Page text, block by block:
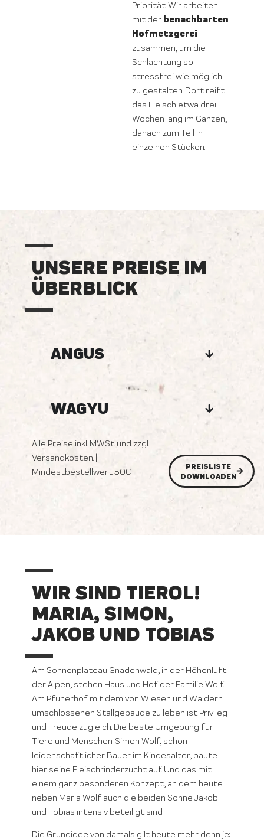
Priorität. Wir arbeiten
mit der benachbarten
Hofmetzgerei
zusammen, um die
Schlachtung so
stressfrei wie möglich
zu gestalten. Dort reift
das Fleisch etwa drei
Wochen lang im Ganzen,
danach zum Teil in
einzelnen Stücken.
UNSERE PREISE IM
ÜBERBLICK
ANGUS
WAGYU
Alle Preise inkl. MWSt. und zzgl.
Versandkosten. |
Mindestbestellwert 50€
PREISLISTE
DOWNLOADEN
WIR SIND TIEROL!
MARIA, SIMON,
JAKOB UND TOBIAS
Am Sonnenplateau Gnadenwald, in der Höhenluft
der Alpen, stehen Haus und Hof der Familie Wolf.
Am Pfunerhof mit dem von Wiesen und Wäldern
umschlossenen Stallgebäude zu leben ist Privileg
und Freude zugleich. Die beste Umgebung für
Tiere und Menschen. Simon Wolf, schon
leidenschaftlicher Bauer im Kindesalter, baute
hier seine Fleischrinderzucht auf. Und das mit
einem ganz besonderen Konzept, an dem heute
neben Maria Wolf auch die beiden Söhne Jakob
und Tobias intensiv beteiligt sind.
Die Grundidee von damals gilt heute mehr denn je: